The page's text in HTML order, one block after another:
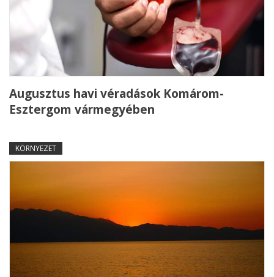
Augusztus havi véradások Komárom-
Esztergom vármegyében
KÖRNYEZET